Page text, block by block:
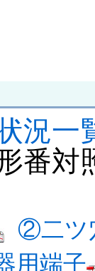
況一
番対
②二ツ
用端子